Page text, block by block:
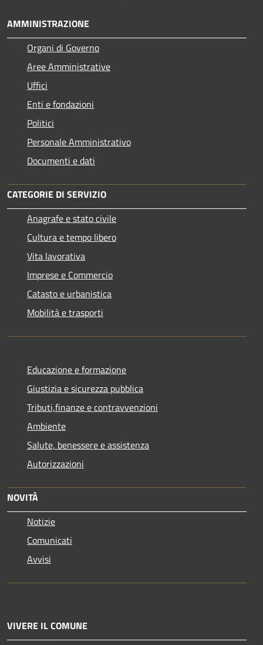
AMMINISTRAZIONE
Organi di Governo
Aree Amministrative
Uffici
Enti e fondazioni
Politici
Personale Amministrativo
Documenti e dati
CATEGORIE DI SERVIZIO
Anagrafe e stato civile
Cultura e tempo libero
Vita lavorativa
Imprese e Commercio
Catasto e urbanistica
Mobilità e trasporti
Educazione e formazione
Giustizia e sicurezza pubblica
Tributi,finanze e contravvenzioni
Ambiente
Salute, benessere e assistenza
Autorizzazioni
NOVITÀ
Notizie
Comunicati
Avvisi
VIVERE IL COMUNE